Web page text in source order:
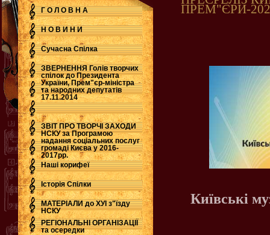
Г О Л О В Н А
Н О В И Н И
Сучасна Cпілка
ЗВЕРНЕННЯ Голів творчих
спілок до Президента
України, Прем"єр-міністра
та народних депутатів
17.11.2014
.
ЗВІТ ПРО ТВОРЧІ ЗАХОДИ
НСКУ за Програмою
надання соціальних послуг
громаді Києва у 2016-
2017рр.
.
Наші корифеї
Історія Спілки
МАТЕРІАЛИ до ХУІ з"їзду
НСКУ
РЕГІОНАЛЬНІ ОРГАНІЗАЦІЇ
та осередки
ПРЕМ"ЄРИ-
Київські